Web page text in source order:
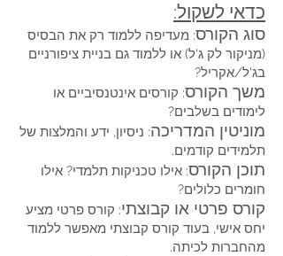
כדאי לשקול:
סוג הקורס: מעדיפה ללמוד רק את הבסיס
(מניקור לק ג'ל) או ללמוד גם בניית ציפורניים
בג'ל/אקריל?
משך הקורס: קורסים אינטנסיביים או
לימודים בשלבים?
מוניטין המדריכה: ניסיון, ידע והמלצות של
תלמידים קודמים.
תוכן הקורס: אילו טכניקות תלמדי? אילו
חומרים כלולים?
קורס פרטי או קבוצתי: קורס פרטי מציע
יחס אישי, בעוד קורס קבוצתי מאפשר ללמוד
מהחברות לכיתה.